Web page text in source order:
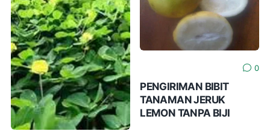
0
PENGIRIMAN BIBIT
TANAMAN JERUK
LEMON TANPA BIJI